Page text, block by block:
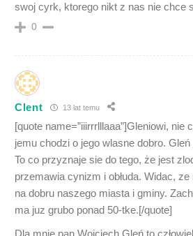
swoj cyrk, ktorego nikt z nas nie chce
0
Clent 13 lat temu
[quote name=”iiirrrlllaaa”]Gleniowi, nie
jemu chodzi o jego wlasne dobro.
To co przyznaje sie do tego, że jest
przemawia cynizm i obłuda. Widac,
na dobru naszego miasta i gminy.
ma juz grubo ponad 50-tke.[/quote]
Dla mnie pan Wojciech Gleń to